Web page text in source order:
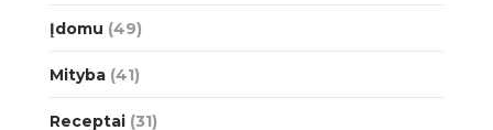
Įdomu (49)
Mityba (41)
Receptai (31)